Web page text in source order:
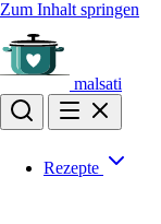
Zum Inhalt springen
malsati
Rezepte